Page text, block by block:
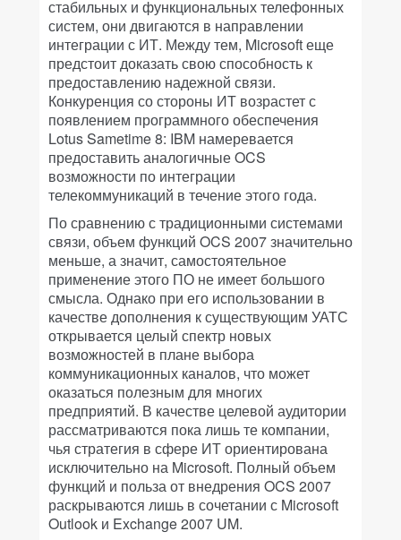
стабильных и функциональных телефонных
систем, они двигаются в направлении
интеграции с ИТ. Между тем, Microsoft еще
предстоит доказать свою способность к
предоставлению надежной связи.
Конкуренция со стороны ИТ возрастет с
появлением программного обеспечения
Lotus Sametime 8: IBM намеревается
предоставить аналогичные OCS
возможности по интеграции
телекоммуникаций в течение этого года.
По сравнению с традиционными системами
связи, объем функций OCS 2007 значительно
меньше, а значит, самостоятельное
применение этого ПО не имеет большого
смысла. Однако при его использовании в
качестве дополнения к существующим УАТС
открывается целый спектр новых
возможностей в плане выбора
коммуникационных каналов, что может
оказаться полезным для многих
предприятий. В качестве целевой аудитории
рассматриваются пока лишь те компании,
чья стратегия в сфере ИТ ориентирована
исключительно на Microsoft. Полный объем
функций и польза от внедрения OCS 2007
раскрываются лишь в сочетании с Microsoft
Outlook и Exchange 2007 UM.